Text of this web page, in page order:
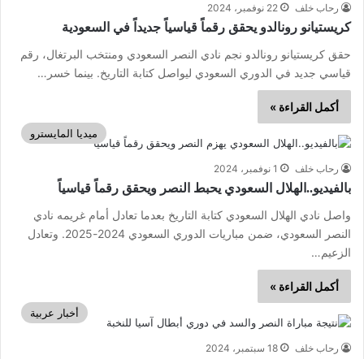
رحاب خلف 22 نوفمبر، 2024
كريستيانو رونالدو يحقق رقماً قياسياً جديداً في السعودية
حقق كريستيانو رونالدو نجم نادي النصر السعودي ومنتخب البرتغال، رقم
قياسي جديد في الدوري السعودي ليواصل كتابة التاريخ. بينما خسر…
أكمل القراءة »
ميديا المايسترو
رحاب خلف 1 نوفمبر، 2024
بالفيديو..الهلال السعودي يحبط النصر ويحقق رقماً قياسياً
واصل نادي الهلال السعودي كتابة التاريخ بعدما تعادل أمام غريمه نادي
النصر السعودي، ضمن مباريات الدوري السعودي 2024-2025. وتعادل
الزعيم…
أكمل القراءة »
أخبار عربية
رحاب خلف 18 سبتمبر، 2024